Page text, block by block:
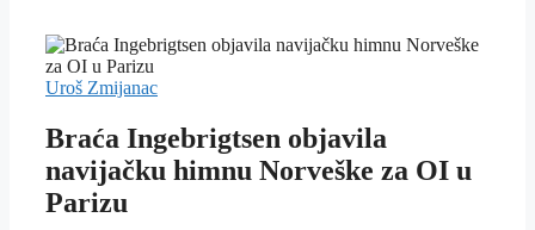
Uroš Zmijanac
Braća Ingebrigtsen objavila
navijačku himnu Norveške za OI u
Parizu